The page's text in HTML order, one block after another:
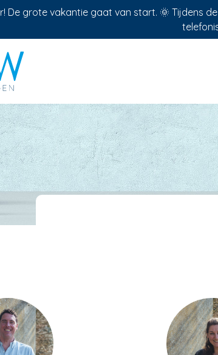
De grote vakantie gaat van start. 🌞 Tijdens